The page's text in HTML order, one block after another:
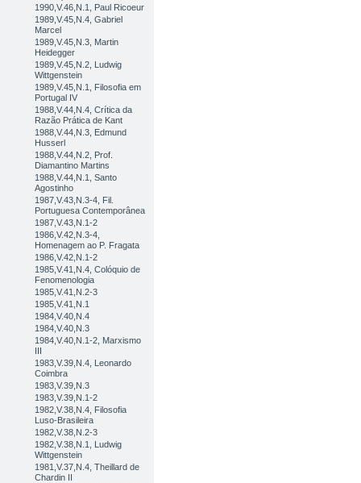
1990,V.46,N.1, Paul Ricoeur
1989,V.45,N.4, Gabriel
Marcel
1989,V.45,N.3, Martin
Heidegger
1989,V.45,N.2, Ludwig
Wittgenstein
1989,V.45,N.1, Filosofia em
Portugal IV
1988,V.44,N.4, Crítica da
Razão Prática de Kant
1988,V.44,N.3, Edmund
Husserl
1988,V.44,N.2, Prof.
Diamantino Martins
1988,V.44,N.1, Santo
Agostinho
1987,V.43,N.3-4, Fil.
Portuguesa Contemporânea
1987,V.43,N.1-2
1986,V.42,N.3-4,
Homenagem ao P. Fragata
1986,V.42,N.1-2
1985,V.41,N.4, Colóquio de
Fenomenologia
1985,V.41,N.2-3
1985,V.41,N.1
1984,V.40,N.4
1984,V.40,N.3
1984,V.40,N.1-2, Marxismo
III
1983,V.39,N.4, Leonardo
Coimbra
1983,V.39,N.3
1983,V.39,N.1-2
1982,V.38,N.4, Filosofia
Luso-Brasileira
1982,V.38,N.2-3
1982,V.38,N.1, Ludwig
Wittgenstein
1981,V.37,N.4, Theillard de
Chardin II